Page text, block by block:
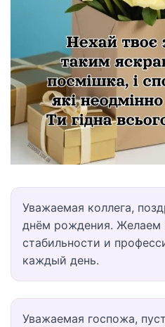
Уважаемая коллега,
днём рождения. Желаем
стабильности и
каждый день.
Уважаемая госпожа,